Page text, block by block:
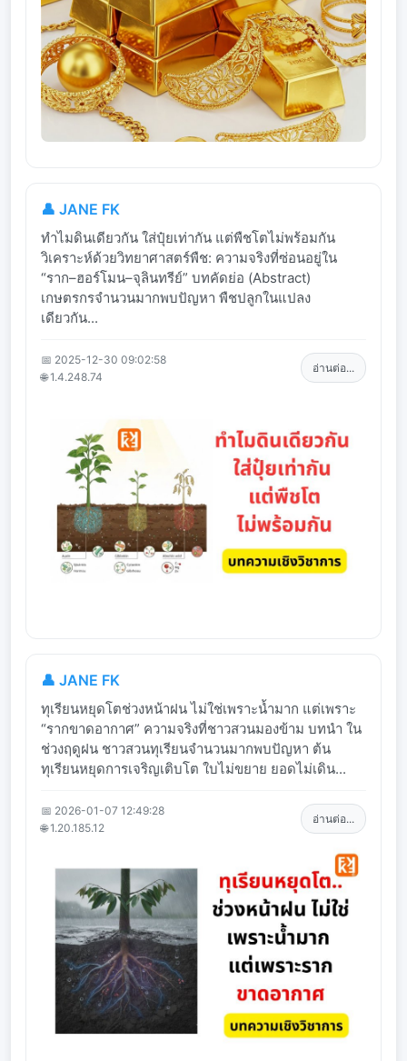
👤 JANE FK
ทำไมดินเดียวกัน ใส่ปุ๋ยเท่ากัน แต่พืชโตไม่พร้อมกัน
วิเคราะห์ด้วยวิทยาศาสตร์พืช: ความจริงที่ซ่อนอยู่ใน
“ราก–ฮอร์โมน–จุลินทรีย์” บทคัดย่อ (Abstract)
เกษตรกรจำนวนมากพบปัญหา พืชปลูกในแปลง
เดียวกัน...
📅 2025-12-30 09:02:58
🌐 1.4.248.74
อ่านต่อ...
👤 JANE FK
ทุเรียนหยุดโตช่วงหน้าฝน ไม่ใช่เพราะน้ำมาก แต่เพราะ
“รากขาดอากาศ” ความจริงที่ชาวสวนมองข้าม บทนำ ใน
ช่วงฤดูฝน ชาวสวนทุเรียนจำนวนมากพบปัญหา ต้น
ทุเรียนหยุดการเจริญเติบโต ใบไม่ขยาย ยอดไม่เดิน...
📅 2026-01-07 12:49:28
🌐 1.20.185.12
อ่านต่อ...